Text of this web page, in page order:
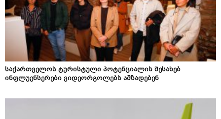
საქართველოს ტურისტული პოტენციალის შესახებ
ინფლუენსერები ვიდეორგოლებს ამზადებენ